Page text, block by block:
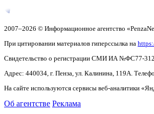
2007–2026 © Информационное агентство
При цитировании материалов гиперссылка на
Свидетельство о регистрации СМИ ИА №ФС77-
Адрес: 440034, г. Пенза, ул. Калинина, 119А.
На сайте используются сервисы веб-аналитики
Об агентстве Реклама